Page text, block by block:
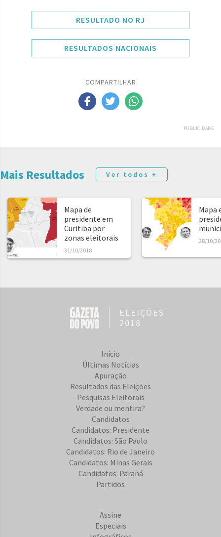
RESULTADO NO RJ
RESULTADOS NACIONAIS
COMPARTILHAR
PUBLICIDADE
Mais Resultados Ver todos +
Mapa de
presidente em
Curitiba por
zonas eleitorais
31/10/2018
Mapa
28/10/
ELEIÇÕES
2018
Início
Últimas Notícias
Apuração
Resultados das Eleições
Pesquisas Eleitorais
Verdade ou mentira?
Candidatos
Candidatos: Presidente
Candidatos: São Paulo
Candidatos: Rio de Janeiro
Candidatos: Minas Gerais
Candidatos: Paraná
Partidos
Assine
Especiais